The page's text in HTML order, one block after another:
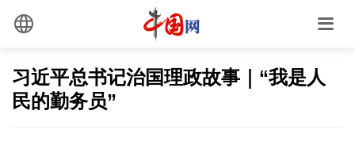
习近平总书记治国理政故事｜“我是人
民的勤务员”